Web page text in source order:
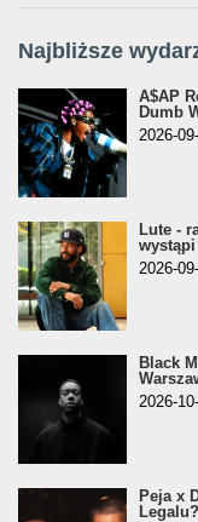
Najbliższe
A$AP
Dumb
2026-
Lute -
2026-
Black
2026-
Peja x